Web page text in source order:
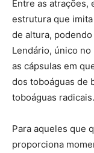
Entre as atrações,
estrutura que
de altura,
Lendário, único
as cápsulas em
dos toboáguas de
toboáguas radicais.
Para aqueles que
proporciona